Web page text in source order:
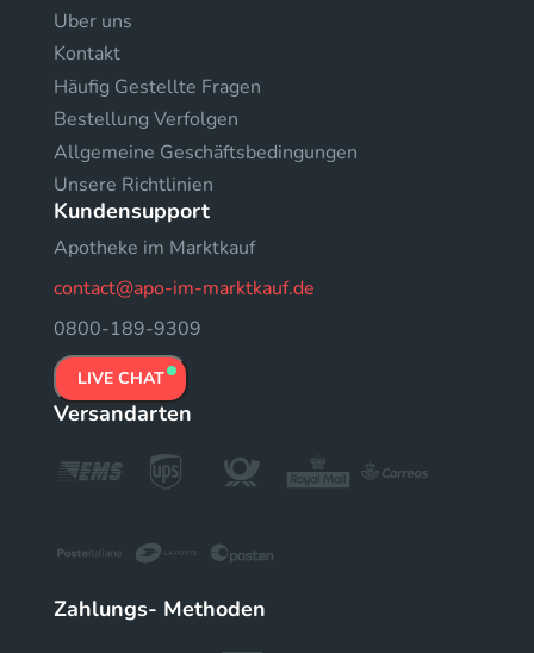
Uber uns
Kontakt
Häufig Gestellte Fragen
Bestellung Verfolgen
Allgemeine Geschäftsbedingungen
Unsere Richtlinien
Kundensupport
Apotheke im Marktkauf
contact@apo-im-marktkauf.de
0800-189-9309
LIVE CHAT
Versandarten
Zahlungs- Methoden